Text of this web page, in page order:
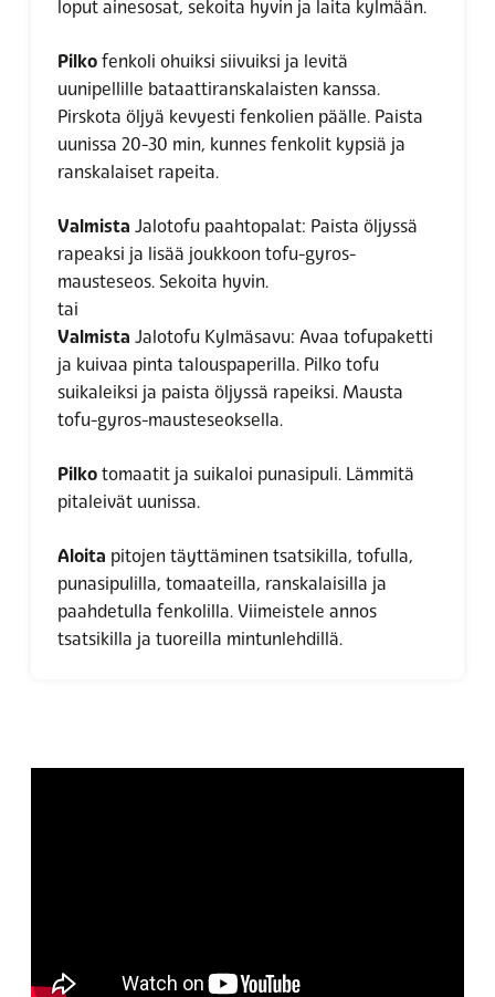
loput ainesosat, sekoita hyvin ja laita kylmään.
Pilko fenkoli ohuiksi siivuiksi ja levitä
uunipellille bataattiranskalaisten kanssa.
Pirskota öljyä kevyesti fenkolien päälle. Paista
uunissa 20-30 min, kunnes fenkolit kypsiä ja
ranskalaiset rapeita.
Valmista Jalotofu paahtopalat: Paista öljyssä
rapeaksi ja lisää joukkoon tofu-gyros-
mausteseos. Sekoita hyvin.
tai
Valmista Jalotofu Kylmäsavu: Avaa tofupaketti
ja kuivaa pinta talouspaperilla. Pilko tofu
suikaleiksi ja paista öljyssä rapeiksi. Mausta
tofu-gyros-mausteseoksella.
Pilko tomaatit ja suikaloi punasipuli. Lämmitä
pitaleivät uunissa.
Aloita pitojen täyttäminen tsatsikilla, tofulla,
punasipulilla, tomaateilla, ranskalaisilla ja
paahdetulla fenkolilla. Viimeistele annos
tsatsikilla ja tuoreilla mintunlehdillä.